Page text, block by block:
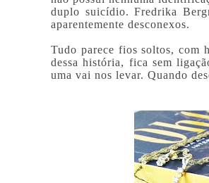
duplo suicídio. Fredrika
aparentemente desconexos.
Tudo parece fios soltos, com
dessa história, fica sem
uma vai nos levar. Quando